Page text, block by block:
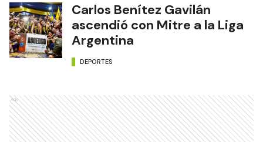
Carlos Benítez Gavilán
ascendió con Mitre a la Liga
Argentina
DEPORTES
Ads